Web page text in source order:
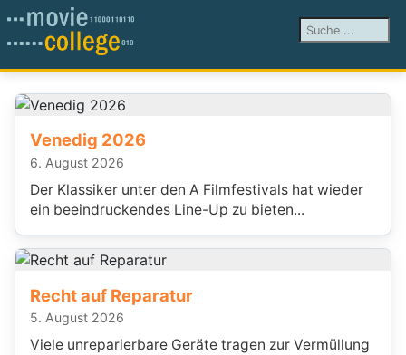
Suchen ...
Venedig 2026
6. August 2026
Der Klassiker unter den A Filmfestivals hat wieder
ein beeindruckendes Line-Up zu bieten...
Recht auf Reparatur
5. August 2026
Viele unreparierbare Geräte tragen zur Vermüllung